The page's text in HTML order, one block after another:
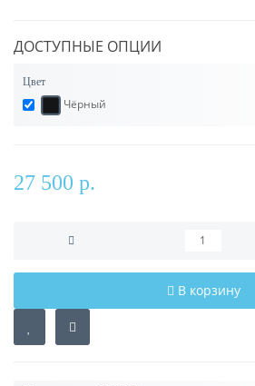
ДОСТУПНЫЕ ОПЦИИ
Цвет
Чёрный
27 500 р.
В корзину